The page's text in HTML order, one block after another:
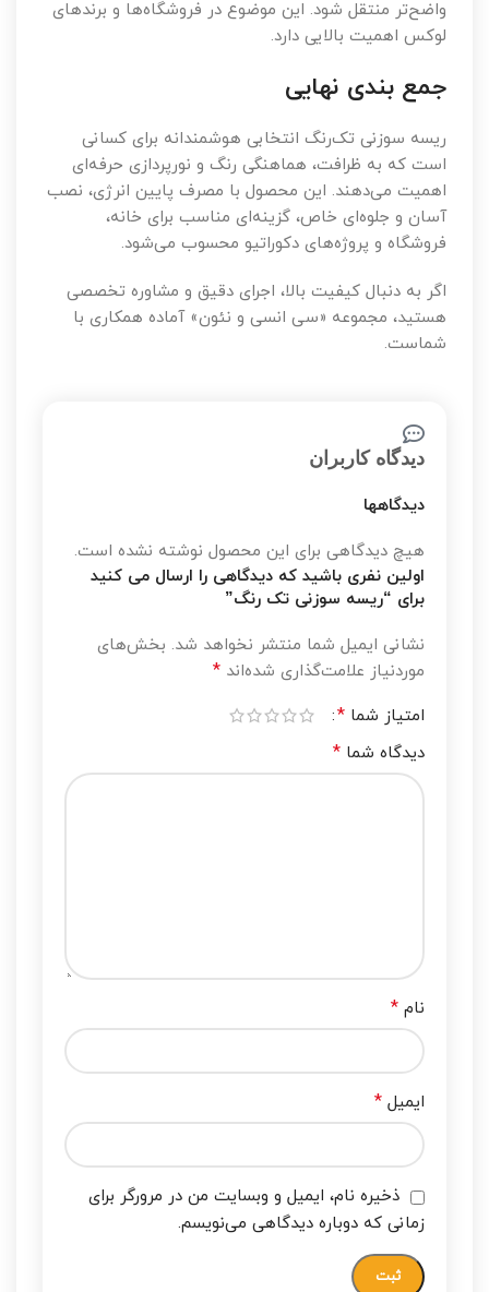
واضح‌تر منتقل شود. این موضوع در فروشگاه‌ها و برندهای
لوکس اهمیت بالایی دارد.
جمع بندی نهایی
ریسه سوزنی تک‌رنگ انتخابی هوشمندانه برای کسانی
است که به ظرافت، هماهنگی رنگ و نورپردازی حرفه‌ای
اهمیت می‌دهند. این محصول با مصرف پایین انرژی، نصب
آسان و جلوه‌ای خاص، گزینه‌ای مناسب برای خانه،
فروشگاه و پروژه‌های دکوراتیو محسوب می‌شود.
اگر به دنبال کیفیت بالا، اجرای دقیق و مشاوره تخصصی
هستید، مجموعه «سی انسی و نئون» آماده همکاری با
شماست.
دیدگاه کاربران
دیدگاهها
هیچ دیدگاهی برای این محصول نوشته نشده است.
اولین نفری باشید که دیدگاهی را ارسال می کنید
برای “ریسه سوزنی تک رنگ”
نشانی ایمیل شما منتشر نخواهد شد. بخش‌های
موردنیاز علامت‌گذاری شده‌اند *
امتیاز شما *
دیدگاه شما *
نام *
ایمیل *
ذخیره نام، ایمیل و وبسایت من در مرورگر برای
زمانی که دوباره دیدگاهی می‌نویسم.